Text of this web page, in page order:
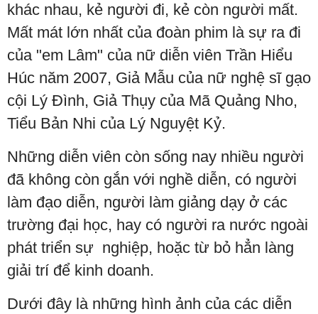
khác nhau, kẻ người đi, kẻ còn người mất.
Mất mát lớn nhất của đoàn phim là sự ra đi
của "em Lâm" của nữ diễn viên Trần Hiểu
Húc năm 2007, Giả Mẫu của nữ nghệ sĩ gạo
cội Lý Đình, Giả Thụy của Mã Quảng Nho,
Tiểu Bản Nhi của Lý Nguyệt Kỷ.
Những diễn viên còn sống nay nhiều người
đã không còn gắn với nghề diễn, có người
làm đạo diễn, người làm giảng dạy ở các
trường đại học, hay có người ra nước ngoài
phát triển sự nghiệp, hoặc từ bỏ hẳn làng
giải trí để kinh doanh.
Dưới đây là những hình ảnh của các diễn